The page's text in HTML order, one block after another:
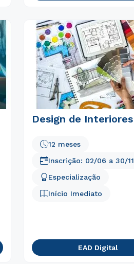
Design de Interiores
Especialização
12 meses
Início Imediato
Inscrição: 02/06 a 30/11
EAD Digital